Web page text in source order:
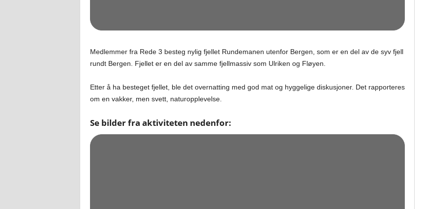
Medlemmer fra Rede 3 besteg nylig fjellet Rundemanen utenfor Bergen, som er en del av de syv fjell
rundt Bergen. Fjellet er en del av samme fjellmassiv som Ulriken og Fløyen.
Etter å ha besteget fjellet, ble det overnatting med god mat og hyggelige diskusjoner. Det rapporteres
om en vakker, men svett, naturopplevelse.
Se bilder fra aktiviteten nedenfor: